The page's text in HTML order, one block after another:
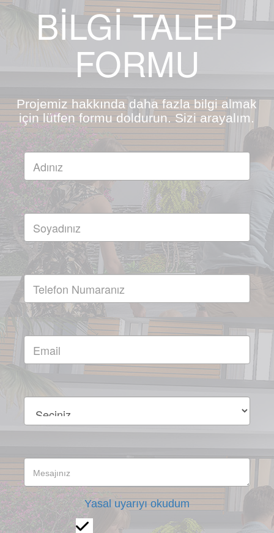
BİLGİ TALEP
FORMU
Projemiz hakkında daha fazla bilgi almak
için lütfen formu doldurun. Sizi arayalım.
Yasal uyarıyı okudum